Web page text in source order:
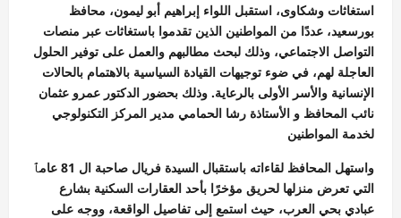
استغاثات وشكاوى، استقبل اللواء إبراهيم أبو ليمون، محافظ
بورسعيد، عددًا من المواطنين الذين تقدموا باستغاثات عبر منصات
التواصل الاجتماعي، وذلك لبحث مطالبهم والعمل على توفير الحلول
العاجلة لهم، في ضوء توجيهات القيادة السياسية بالاهتمام بالحالات
الإنسانية والأسر الأولى بالرعاية. وذلك بحضور الدكتور عمرو عثمان
نائب المحافظ و الأستاذة رشا الحمامي مدير المركز التكنولوجي
لخدمة المواطنين
واستهل المحافظ لقاءاته باستقبال السيدة فريال صاحبة ال 81 عامٱ
التي تعرض منزلها لحريق مؤخرًا بأحد العقارات السكنية بشارع
عبادي بحي العرب، حيث استمع إلى تفاصيل الواقعة، ووجه على